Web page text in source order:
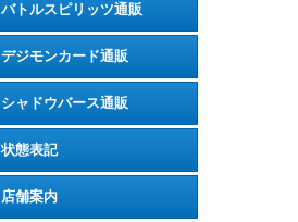
バトルスピリッツ通販
デジモンカード通販
シャドウバース通販
状態表記
店舗案内